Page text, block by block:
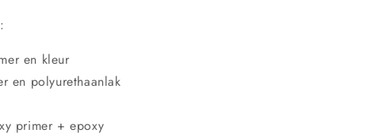
en kleur
en polyurethaanlak
primer + epoxy